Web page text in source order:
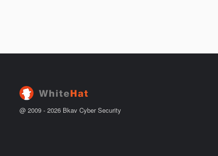
@ 2009 - 2026 Bkav Cyber Security